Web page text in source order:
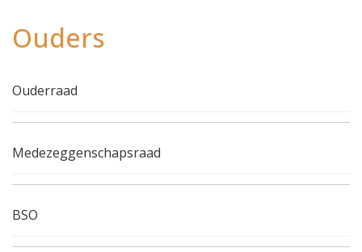
Ouders
Ouderraad
Medezeggenschapsraad
BSO